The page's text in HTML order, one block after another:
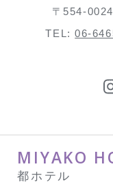
〒554-0024
TEL:06-
MIYAKO
都ホテル